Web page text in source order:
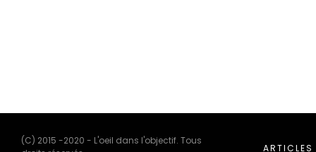
(C) 2015 -2020 - L'oeil dans l'objectif. Tous
ARTICLES